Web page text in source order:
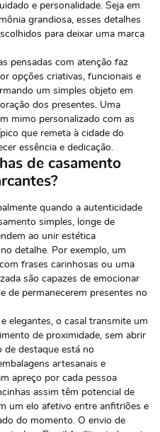
e personalidade. Seja em
grandiosa, esses detalhes
para deixar uma marca
pensadas com atenção faz
opções criativas, funcionais e
um simples objeto em
dos presentes. Uma
mimo personalizado com as
que remeta à cidade do
essência e dedicação.
de casamento
quando a autenticidade
simples, longe de
ao unir estética
detalhe. Por exemplo, um
frases carinhosas ou uma
são capazes de emocionar
de permanecerem presentes no
elegantes, o casal transmite um
de proximidade, sem abrir
de destaque está no
artesanais e
apreço por cada pessoa
assim têm potencial de
um elo afetivo entre anfitriões e
do momento. O envio de